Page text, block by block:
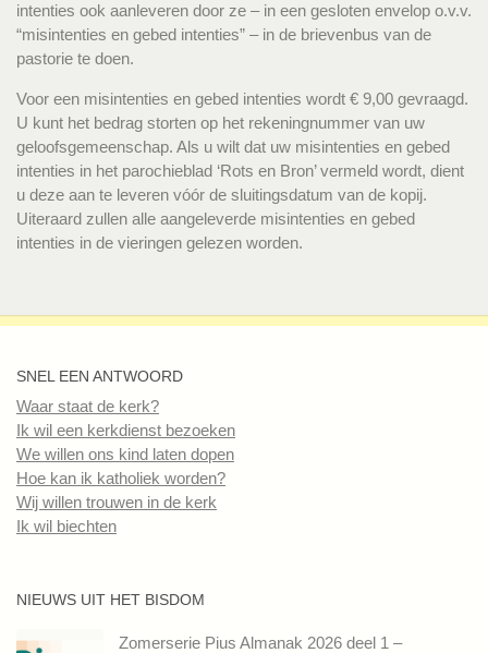
intenties ook aanleveren door ze – in een gesloten envelop o.v.v.
“misintenties en gebed intenties” – in de brievenbus van de
pastorie te doen.
Voor een misintenties en gebed intenties wordt € 9,00 gevraagd.
U kunt het bedrag storten op het rekeningnummer van uw
geloofsgemeenschap. Als u wilt dat uw misintenties en gebed
intenties in het parochieblad ‘Rots en Bron’ vermeld wordt, dient
u deze aan te leveren vóór de sluitingsdatum van de kopij.
Uiteraard zullen alle aangeleverde misintenties en gebed
intenties in de vieringen gelezen worden.
SNEL EEN ANTWOORD
Waar staat de kerk?
Ik wil een kerkdienst bezoeken
We willen ons kind laten dopen
Hoe kan ik katholiek worden?
Wij willen trouwen in de kerk
Ik wil biechten
NIEUWS UIT HET BISDOM
Zomerserie Pius Almanak 2026 deel 1 –